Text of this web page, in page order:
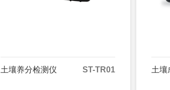
土壤养分检测仪 ST-TR01 土壤